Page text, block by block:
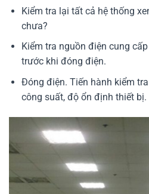
Kiểm tra lại tất cả hệ thống
chưa?
Kiểm tra nguồn điện cung
trước khi đóng điện.
Đóng điện. Tiến hành kiểm
công suất, độ ổn định thiết bị.